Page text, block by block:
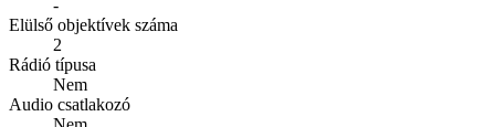
-
Elülső objektívek száma
2
Rádió típusa
Nem
Audio csatlakozó